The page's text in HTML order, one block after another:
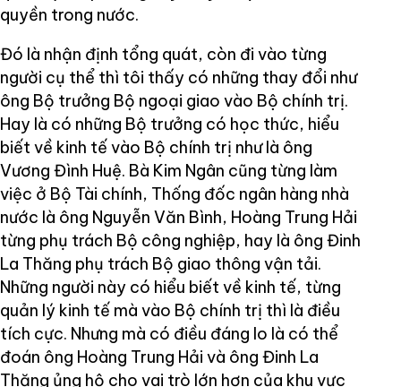
quyền trong nước.
Đó là nhận định tổng quát, còn đi vào từng
người cụ thể thì tôi thấy có những thay đổi như
ông Bộ trưởng Bộ ngoại giao vào Bộ chính trị.
Hay là có những Bộ trưởng có học thức, hiểu
biết về kinh tế vào Bộ chính trị như là ông
Vương Đình Huệ. Bà Kim Ngân cũng từng làm
việc ở Bộ Tài chính, Thống đốc ngân hàng nhà
nước là ông Nguyễn Văn Bình, Hoàng Trung Hải
từng phụ trách Bộ công nghiệp, hay là ông Đinh
La Thăng phụ trách Bộ giao thông vận tải.
Những người này có hiểu biết về kinh tế, từng
quản lý kinh tế mà vào Bộ chính trị thì là điều
tích cực. Nhưng mà có điều đáng lo là có thể
đoán ông Hoàng Trung Hải và ông Đinh La
Thăng ủng hộ cho vai trò lớn hơn của khu vực